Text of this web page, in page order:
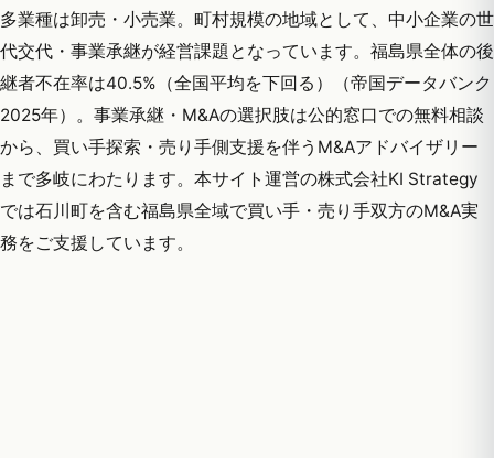
多業種は卸売・小売業。町村規模の地域として、中小企業の世
代交代・事業承継が経営課題となっています。福島県全体の後
継者不在率は40.5%（全国平均を下回る）（帝国データバンク
2025年）。事業承継・M&Aの選択肢は公的窓口での無料相談
から、買い手探索・売り手側支援を伴うM&Aアドバイザリー
まで多岐にわたります。本サイト運営の株式会社KI Strategy
では石川町を含む福島県全域で買い手・売り手双方のM&A実
務をご支援しています。